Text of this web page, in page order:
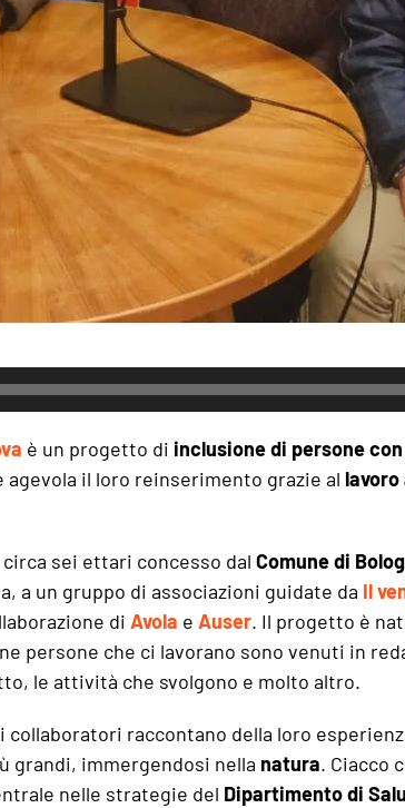
è un progetto di inclusione di persone
agevola il loro reinserimento grazie al
circa sei ettari concesso dal Comune di
a un gruppo di associazioni guidate da Il
di Avola e Auser. Il progetto è
persone che ci lavorano sono venuti in
le attività che svolgono e molto altro.
collaboratori raccontano della loro
grandi, immergendosi nella natura. Ciacco
nelle strategie del Dipartimento di